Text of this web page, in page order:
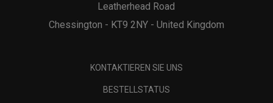
Leatherhead Road
Chessington - KT9 2NY - United Kingdom
KONTAKTIEREN SIE UNS
BESTELLSTATUS